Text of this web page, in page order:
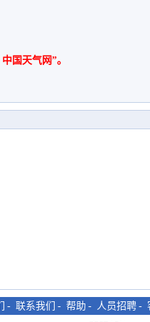
国天气网”。
- 联系我们 - 帮助 - 人员招聘 -